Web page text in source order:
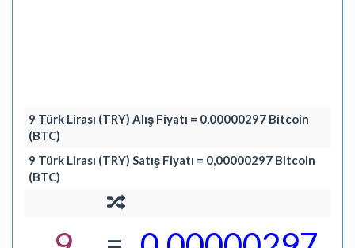
9 Türk Lirası (TRY) Alış Fiyatı = 0,00000297 Bitcoin
(BTC)
9 Türk Lirası (TRY) Satış Fiyatı = 0,00000297 Bitcoin
(BTC)